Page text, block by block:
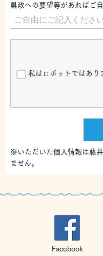
県政への要望等があればご
私はロボットではあり
※いただいた個人情報は藤
ません。
Facebook